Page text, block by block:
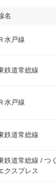
名
水戸線
鉄道常総線
水戸線
鉄道常総線
鉄道常総線 / つく
クスプレス